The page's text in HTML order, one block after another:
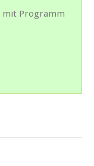
mit Programm